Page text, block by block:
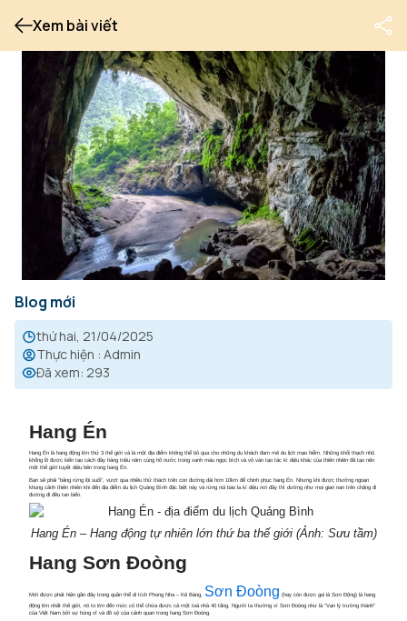
Xem bài viết
Blog mới
thứ hai, 21/04/2025
Thực hiện : Admin
Đã xem: 293
Hang Én
Hang Én là hang động lớn thứ 3 thế giới và là một địa điểm không thể bỏ qua cho những du khách đam mê du lịch mạo hiểm. Những khối thạch nhũ
khổng lồ được kiến tạo cách đây hàng triệu năm cùng hồ nước trong xanh màu ngọc bích và vô vàn tạo tác kì diệu khác của thiên nhiên đã tạo nên
một thế giới tuyệt diệu bên trong hang Én.
Bạn sẽ phải “băng rừng lội suối”, vượt qua nhiều thử thách trên con đường dài hơn 10km để chinh phục hang Én. Nhưng khi được thưởng ngoạn
khung cảnh thiên nhiên khi đến địa điểm du lịch Quảng Bình đặc biệt này và rừng núi bao la kì diệu nơi đây thì dường như mọi gian nan trên chặng đi
đường đi đều tan biến.
Hang Én – Hang động tự nhiên lớn thứ ba thế giới (Ảnh: Sưu tầm)
Hang Sơn Đoòng
Mới được phát hiện gần đây trong quần thể di tích Phong Nha – Kẻ Bàng, Sơn Đoòng (hay còn được gọi là Sơn Động) là hang
động lớn nhất thế giới, nó to lớn đến mức có thể chứa được cả một toà nhà 40 tầng. Người ta thường ví Sơn Đoòng như là “Vạn lý trường thành”
của Việt Nam bởi sự hùng vĩ và đồ sộ của cảnh quan trong hang Sơn Đoòng.